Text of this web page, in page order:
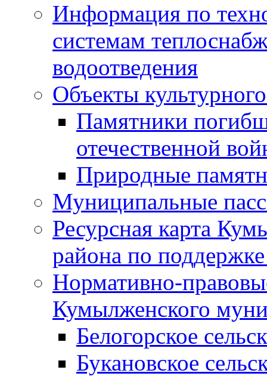
Информация по
системам
водоотведения
Объекты
Памятники
отечественной
Природные
Муниципальные
Ресурсная карта
района по
Нормативно-
Кумылженского
Белогорское
Букановское